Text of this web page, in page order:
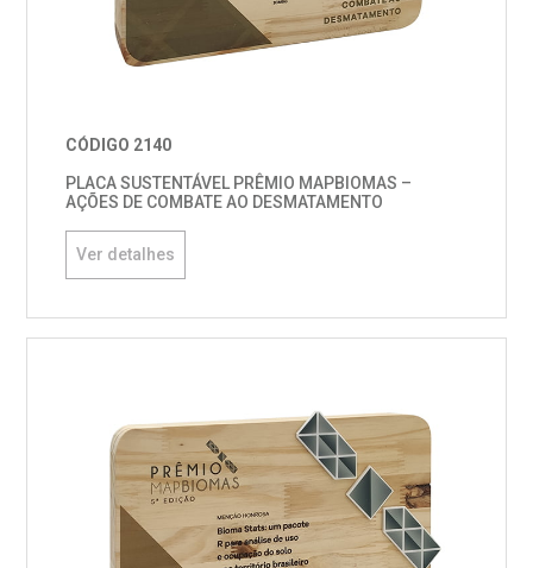
CÓDIGO 2140
PLACA SUSTENTÁVEL PRÊMIO MAPBIOMAS –
AÇÕES DE COMBATE AO DESMATAMENTO
Ver detalhes